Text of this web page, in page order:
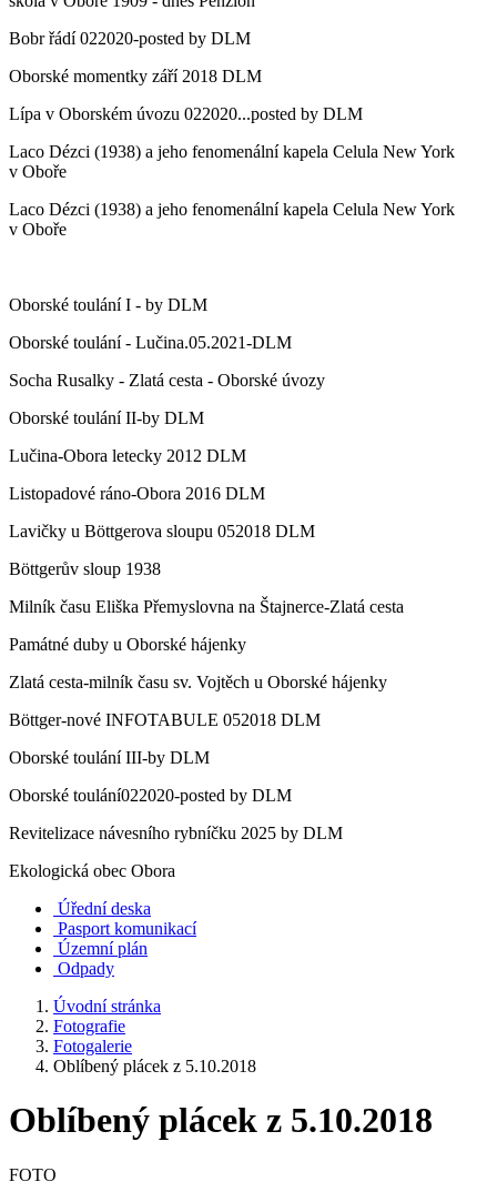
Bobr řádí 022020-posted by DLM
Oborské momentky září 2018 DLM
Lípa v Oborském úvozu 022020...posted by DLM
Laco Dézci (1938) a jeho fenomenální kapela Celula New York
v Oboře
Laco Dézci (1938) a jeho fenomenální kapela Celula New York
v Oboře
Oborské toulání I - by DLM
Oborské toulání - Lučina.05.2021-DLM
Socha Rusalky - Zlatá cesta - Oborské úvozy
Oborské toulání II-by DLM
Lučina-Obora letecky 2012 DLM
Listopadové ráno-Obora 2016 DLM
Lavičky u Böttgerova sloupu 052018 DLM
Böttgerův sloup 1938
Milník času Eliška Přemyslovna na Štajnerce-Zlatá cesta
Památné duby u Oborské hájenky
Zlatá cesta-milník času sv. Vojtěch u Oborské hájenky
Böttger-nové INFOTABULE 052018 DLM
Oborské toulání III-by DLM
Oborské toulání022020-posted by DLM
Revitelizace návesního rybníčku 2025 by DLM
Ekologická obec Obora
Úřední deska
Pasport komunikací
Územní plán
Odpady
Úvodní stránka
Fotografie
Fotogalerie
Oblíbený plácek z 5.10.2018
Oblíbený plácek z 5.10.2018
FOTO